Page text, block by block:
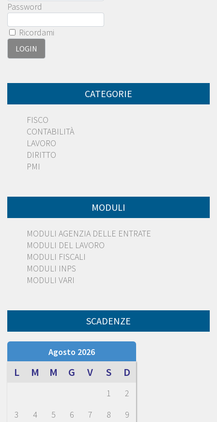
Password
Ricordami
CATEGORIE
FISCO
CONTABILITÀ
LAVORO
DIRITTO
PMI
MODULI
MODULI AGENZIA DELLE ENTRATE
MODULI DEL LAVORO
MODULI FISCALI
MODULI INPS
MODULI VARI
SCADENZE
Agosto 2026
L M M G V S D
1
2
3
4 5 6 7 8
9